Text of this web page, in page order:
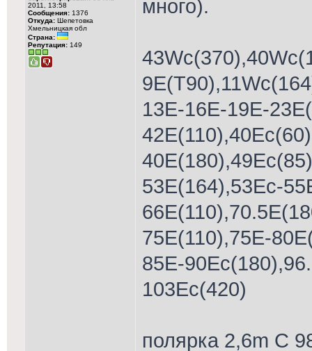
2011, 13:58
Сообщения: 1376
Откуда: Шепетовка
Хмельницкая обл
Страна:
Репутация: 149
много).
13Е-16Е-19Е-
42E(110),40Ес(60)
53E(164),53Ес-
75E(110),75Е-
85E-
103Ec(420)
полярка 2,6m С